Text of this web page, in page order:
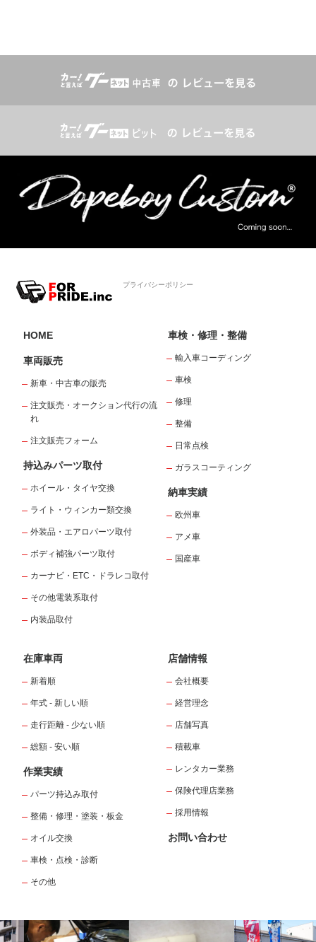
プライバシーポリシー
HOME
車両販売
新車・中古車の販売
注文販売・オークション代行の流
れ
注文販売フォーム
持込みパーツ取付
ホイール・タイヤ交換
ライト・ウィンカー類交換
外装品・エアロパーツ取付
ボディ補強パーツ取付
カーナビ・ETC・ドラレコ取付
その他電装系取付
内装品取付
車検・修理・整備
輸入車コーディング
車検
修理
整備
日常点検
ガラスコーティング
納車実績
欧州車
アメ車
国産車
在庫車両
新着順
年式 - 新しい順
走行距離 - 少ない順
総額 - 安い順
作業実績
パーツ持込み取付
整備・修理・塗装・板金
オイル交換
車検・点検・診断
その他
店舗情報
会社概要
経営理念
店舗写真
積載車
レンタカー業務
保険代理店業務
採用情報
お問い合わせ